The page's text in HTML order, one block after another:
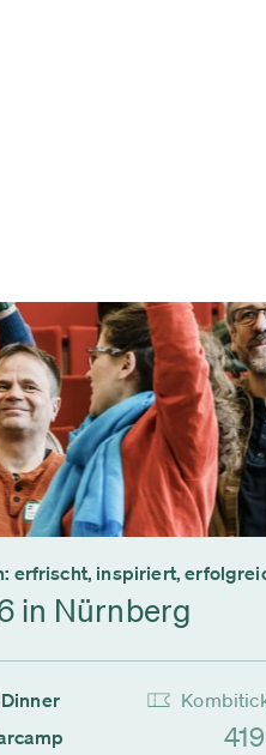
erfrischt, inspiriert,
in Nürnberg